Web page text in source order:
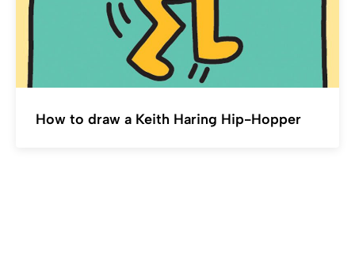
How to draw a Keith Haring Hip-Hopper